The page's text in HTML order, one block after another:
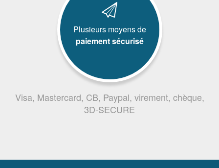
Plusieurs moyens de
paiement sécurisé
Visa, Mastercard, CB, Paypal, virement, chèque,
3D-SECURE